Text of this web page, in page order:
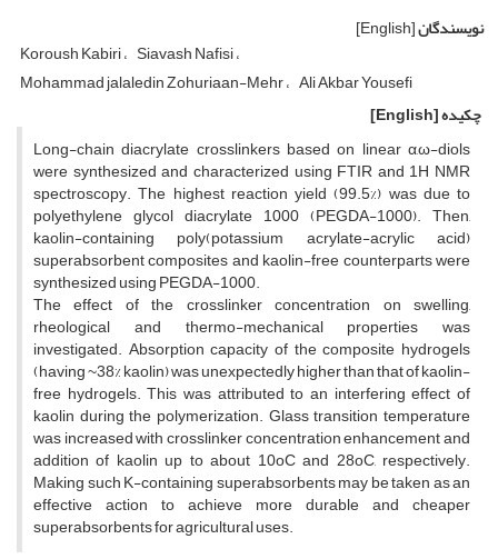
نویسندگان[English]
Koroush Kabiri Siavash Nafisi
Mohammad jalaledin Zohuriaan-Mehr Ali Akbar Yousefi
چکیده[English]
Long-chain diacrylate crosslinkers based on linear α,ω-diols
were synthesized and characterized using FTIR and 1H NMR
spectroscopy. The highest reaction yield (99.5%) was due to
polyethylene glycol diacrylate 1000 (PEGDA-1000). Then,
kaolin-containing poly(potassium acrylate-acrylic acid)
superabsorbent composites and kaolin-free counterparts were
synthesized using PEGDA-1000.
The effect of the crosslinker concentration on swelling,
rheological and thermo-mechanical properties was
investigated. Absorption capacity of the composite hydrogels
(having ~38% kaolin) was unexpectedly higher than that of kaolin-
free hydrogels. This was attributed to an interfering effect of
kaolin during the polymerization. Glass transition temperature
was increased with crosslinker concentration enhancement and
addition of kaolin up to about 10oC and 28oC, respectively.
Making such K-containing superabsorbents may be taken as an
effective action to achieve more durable and cheaper
superabsorbents for agricultural uses.